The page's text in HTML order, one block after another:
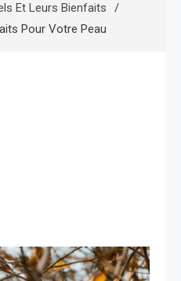
Et Leurs Bienfaits
Pour Votre Peau